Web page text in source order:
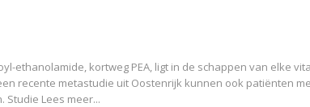
ethanolamide, kortweg PEA, ligt in de schappen van elke
recente metastudie uit Oostenrijk kunnen ook patiënten
Studie Lees meer...